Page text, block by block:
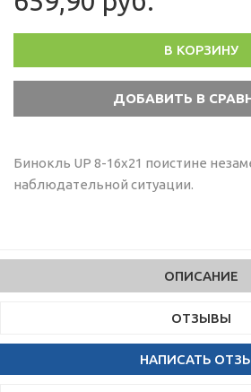
В КОРЗИНУ
Бинокль UP 8-16x21 поистине
наблюдательной ситуации.
ОПИСАНИЕ
ОТЗЫВЫ
НАПИСАТЬ